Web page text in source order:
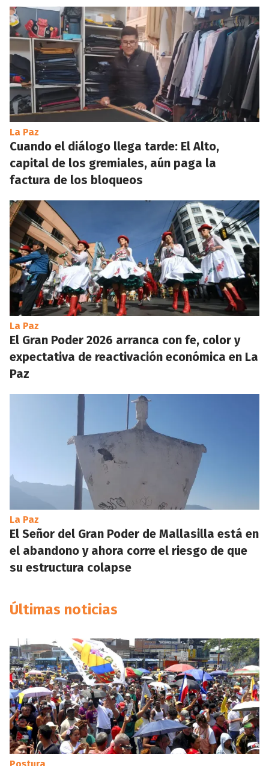
La Paz
Cuando el diálogo llega tarde: El Alto,
capital de los gremiales, aún paga la
factura de los bloqueos
La Paz
El Gran Poder 2026 arranca con fe, color y
expectativa de reactivación económica en La
Paz
La Paz
El Señor del Gran Poder de Mallasilla está en
el abandono y ahora corre el riesgo de que
su estructura colapse
Últimas noticias